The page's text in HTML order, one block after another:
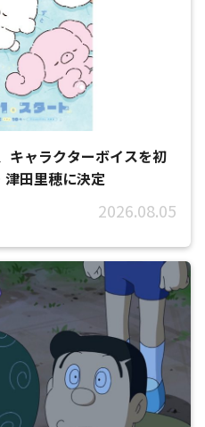
キャラクターボイスを初
田里穂に決定
2026.08.05